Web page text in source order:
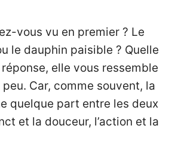
vous vu en premier ? Le
le dauphin paisible ? Quelle
elle vous ressemble
Car, comme souvent, la
quelque part entre les deux
et la douceur, l’action et la